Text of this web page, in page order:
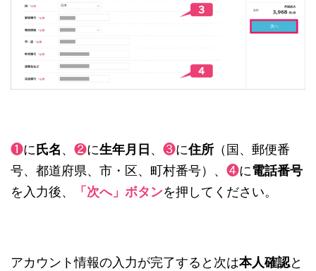
❶に氏名、 ❷に生年月日 、 ❸に住所 （国、郵便番
号、都道府県、市・区、町村番号）、 ❹に電話番号
を入力後、
「次へ」ボタンを押してください。
アカウント情報の入力が完了すると次は本人確認と